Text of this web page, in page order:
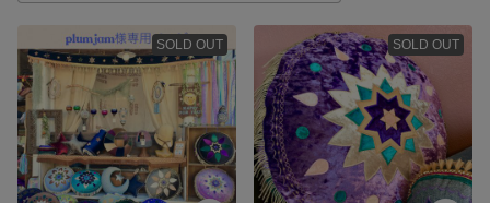
SOLD OUT SOLD OUT